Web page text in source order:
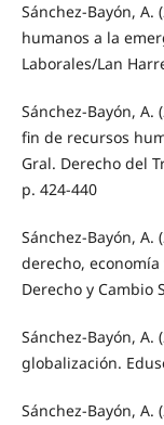
Sánchez-Bayón, A.
humanos a la
Laborales/Lan
Sánchez-Bayón, A.
fin de recursos
Gral. Derecho del
p. 424-440
Sánchez-Bayón, A.
derecho,
Derecho y Cambio
Sánchez-Bayón, A.
globalización.
Sánchez-Bayón, A.